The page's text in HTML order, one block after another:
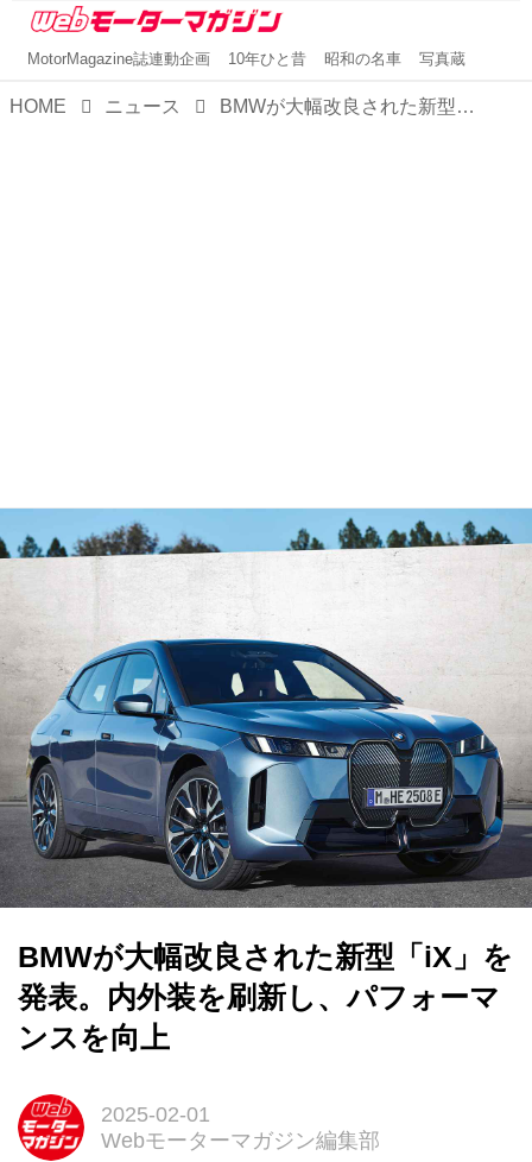
MotorMagazine誌連動企画 10年ひと昔 昭和の名車 写真蔵
HOME ニュース BMWが大幅改良された新型「iX」を発表。内外装を刷新し、パフォーマンスを向上
BMWが大幅改良された新型「iX」を
発表。内外装を刷新し、パフォーマ
ンスを向上
2025-02-01
Webモーターマガジン編集部